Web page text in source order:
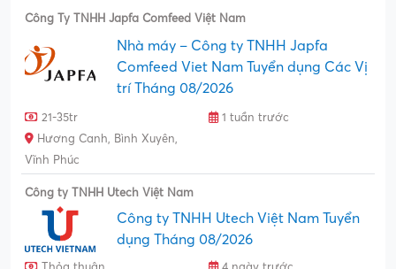
Công Ty TNHH Japfa Comfeed Việt Nam
Nhà máy – Công ty TNHH Japfa
Comfeed Viet Nam Tuyển dụng Các Vị
trí Tháng 08/2026
21-35tr
1 tuần trước
Hương Canh, Bình Xuyên,
Vĩnh Phúc
Công ty TNHH Utech Việt Nam
Công ty TNHH Utech Việt Nam Tuyển
dụng Tháng 08/2026